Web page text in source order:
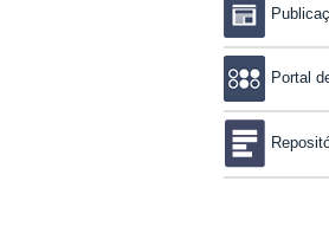
Portal